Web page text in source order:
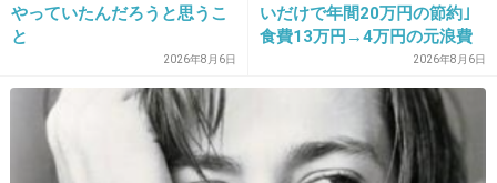
だめだろ、この現場ｗｗｗ
2013/02/11(月) 12:49:47
やっていたんだろうと思うこ
と
2026年8月6日
いだけで年間20万円の節約｣
食費13万円→4万円の元浪費
主婦が買うのをやめた食品5
つ
2026年8月6日